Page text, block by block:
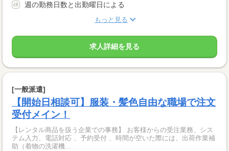
週の勤務日数と出勤曜日による
もっと見る
求人詳細を見る
[一般派遣]
【開始日相談可】服装・髪色自由な職場で注文
受付メイン！
【レンタル商品を扱う企業での事務】 お客様からの受注業務、シス
テム入力、電話対応 、予約受付 、時間が空いた際には、出荷作業補
助（着物の洗濯機...